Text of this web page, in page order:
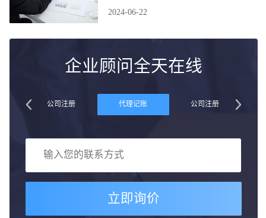
2024-06-22
企业顾问全天在线
公司注册 代理记账 公司注册
立即询价